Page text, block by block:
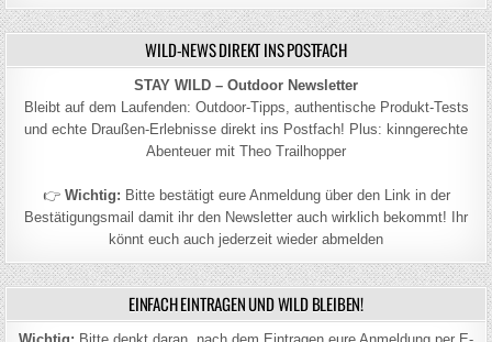
WILD-NEWS DIREKT INS POSTFACH
STAY WILD – Outdoor Newsletter
Bleibt auf dem Laufenden: Outdoor-Tipps, authentische Produkt-Tests
und echte Draußen-Erlebnisse direkt ins Postfach! Plus: kinngerechte
Abenteuer mit Theo Trailhopper
👉 Wichtig: Bitte bestätigt eure Anmeldung über den Link in der
Bestätigungsmail damit ihr den Newsletter auch wirklich bekommt! Ihr
könnt euch auch jederzeit wieder abmelden
EINFACH EINTRAGEN UND WILD BLEIBEN!